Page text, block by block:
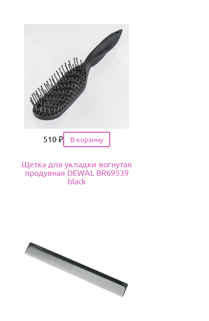
Цена
510 ₽
Щетка для укладки вогнутая
продувная DEWAL BR69539
black